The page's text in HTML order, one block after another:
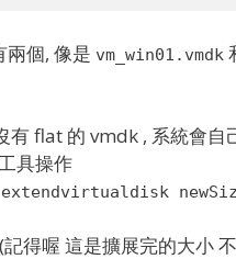
個, 像是 vm_win01.vmdk
有 flat 的 vmdk , 系統會自
具操作
得喔 這是擴展完的大小